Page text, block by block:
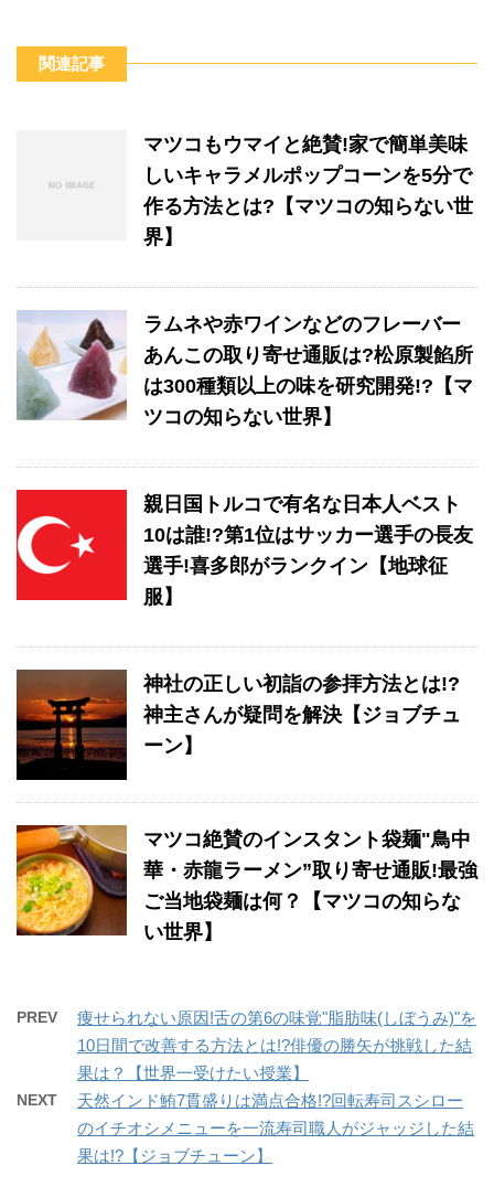
関連記事
マツコもウマイと絶賛!家で簡単美味
しいキャラメルポップコーンを5分で
作る方法とは?【マツコの知らない世
界】
ラムネや赤ワインなどのフレーバー
あんこの取り寄せ通販は?松原製餡所
は300種類以上の味を研究開発!?【マ
ツコの知らない世界】
親日国トルコで有名な日本人ベスト
10は誰!?第1位はサッカー選手の長友
選手!喜多郎がランクイン【地球征
服】
神社の正しい初詣の参拝方法とは!?
神主さんが疑問を解決【ジョブチュ
ーン】
マツコ絶賛のインスタント袋麺"鳥中
華・赤龍ラーメン”取り寄せ通販!最強
ご当地袋麺は何？【マツコの知らな
い世界】
PREV
痩せられない原因!舌の第6の味覚"脂肪味(しぼうみ)"を
10日間で改善する方法とは!?俳優の勝矢が挑戦した結
果は？【世界一受けたい授業】
NEXT
天然インド鮪7貫盛りは満点合格!?回転寿司スシロー
のイチオシメニューを一流寿司職人がジャッジした結
果は!?【ジョブチューン】